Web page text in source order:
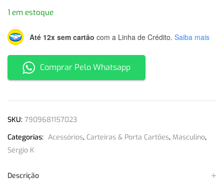
1 em estoque
Até 12x sem cartão com a Linha de Crédito. Saiba mais
Comprar Pelo Whatsapp
SKU: 7909681157023
Categorias: Acessórios, Carteiras & Porta Cartões, Masculino,
Sérgio K
Descrição